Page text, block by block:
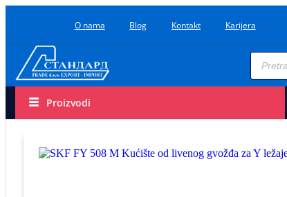
O nama Blog Kontakt Karijera
Proizvodi